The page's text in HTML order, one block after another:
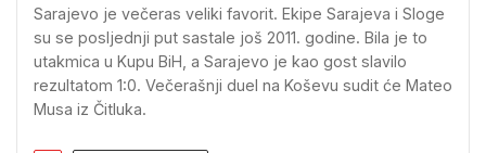
Sarajevo je večeras veliki favorit. Ekipe Sarajeva i Sloge
su se posljednji put sastale još 2011. godine. Bila je to
utakmica u Kupu BiH, a Sarajevo je kao gost slavilo
rezultatom 1:0. Večerašnji duel na Koševu sudit će Mateo
Musa iz Čitluka.